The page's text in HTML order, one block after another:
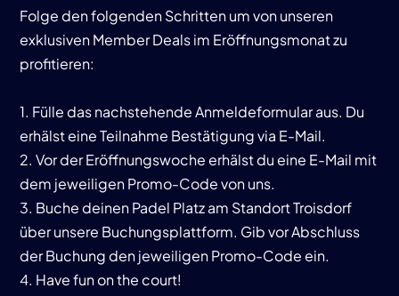
Folge den folgenden Schritten um von unseren
exklusiven Member Deals im Eröffnungsmonat zu
profitieren:
1. Fülle das nachstehende Anmeldeformular aus. Du
erhälst eine Teilnahme Bestätigung via E-Mail.
2. Vor der Eröffnungswoche erhälst du eine E-Mail mit
dem jeweiligen Promo-Code von uns.
3. Buche deinen Padel Platz am Standort Troisdorf
über unsere Buchungsplattform. Gib vor Abschluss
der Buchung den jeweiligen Promo-Code ein.
4. Have fun on the court!